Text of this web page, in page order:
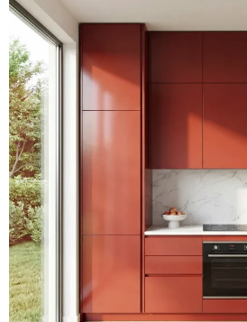
Каталог мебели на заказ
О компании
Оплата и доставка
Рассрочка и кредит
Схема работы